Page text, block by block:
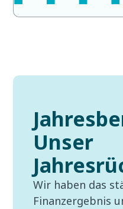
Unser
Wir haben das
Finanzergebnis